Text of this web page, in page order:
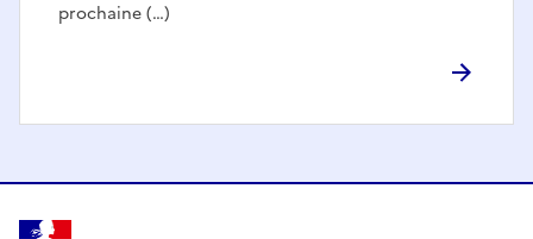
prochaine (…)